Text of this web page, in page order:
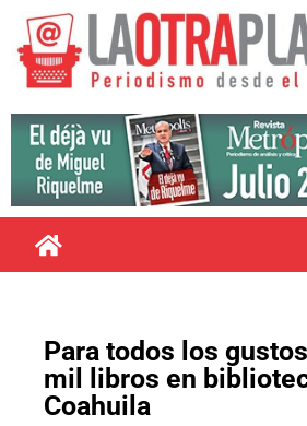
Para todos los
mil libros en
Coahuila